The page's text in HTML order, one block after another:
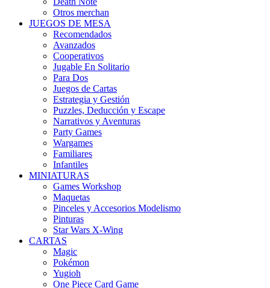
Otros merchan
JUEGOS DE MESA
Recomendados
Avanzados
Cooperativos
Jugable En Solitario
Para Dos
Juegos de Cartas
Estrategia y Gestión
Puzzles, Deducción y Escape
Narrativos y Aventuras
Party Games
Wargames
Familiares
Infantiles
MINIATURAS
Games Workshop
Maquetas
Pinceles y Accesorios Modelismo
Pinturas
Star Wars X-Wing
CARTAS
Magic
Pokémon
Yugioh
One Piece Card Game